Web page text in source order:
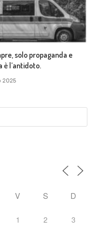
solo propaganda e
è l’antidoto.
2025
V S D
1 2 3